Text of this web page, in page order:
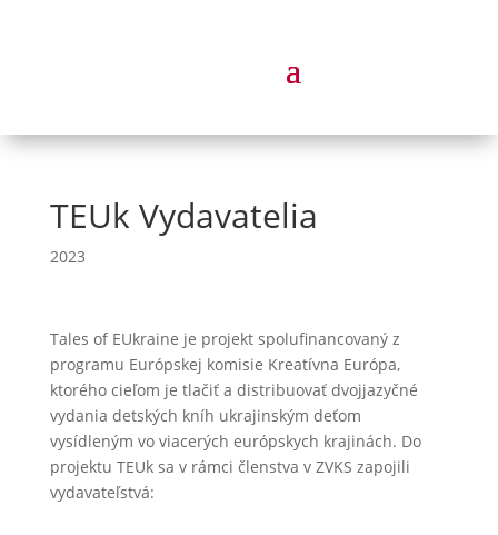
TEUk Vydavatelia
2023
Tales of EUkraine je projekt spolufinancovaný z
programu Európskej komisie Kreatívna Európa,
ktorého cieľom je tlačiť a distribuovať dvojjazyčné
vydania detských kníh ukrajinským deťom
vysídleným vo viacerých európskych krajinách. Do
projektu TEUk sa v rámci členstva v ZVKS zapojili
vydavateľstvá: